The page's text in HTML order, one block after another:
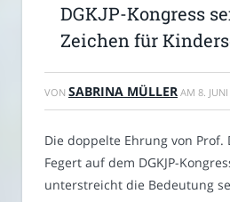
DGKJP-Kongress
Zeichen für
VON SABRINA MÜLLER AM 8.
Die doppelte Ehrung von Prof.
Fegert auf dem DGKJP-
unterstreicht die Bedeutung